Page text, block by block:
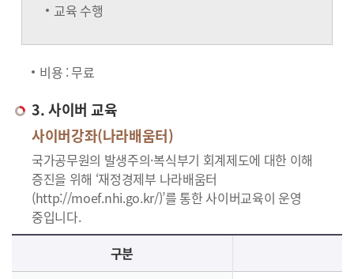
교육 수행
비용 : 무료
3. 사이버 교육
사이버강좌(나라배움터)
국가공무원의 발생주의·복식부기 회계제도에 대한 이해
증진을 위해 ‘재정경제부 나라배움터
(http://moef.nhi.go.kr/)’를 통한 사이버교육이 운영
중입니다.
사이버교육의 사이버강좌(나라배움터)에 대한 안내로 실시기관, 교육과정, 대상, 인원, 시간, 인정시간, 신청(기간,절차), 수료(요건,평가,수료증)으로 구분되며 이에 해당하는 내용으로 구성된 표 입니다.
구분